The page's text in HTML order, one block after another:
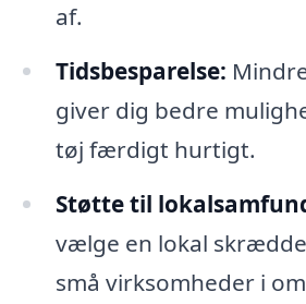
af.
Tidsbesparelse:
giver dig bedre
tøj færdigt hurtigt.
Støtte til
vælge en lokal
små virksomheder i